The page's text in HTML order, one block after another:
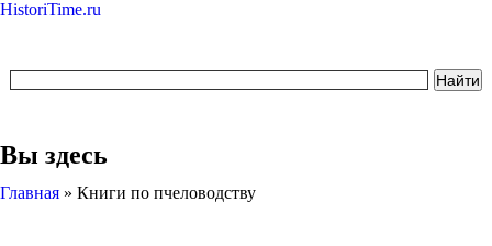
HistoriTime.ru
Вы здесь
Главная » Книги по пчеловодству